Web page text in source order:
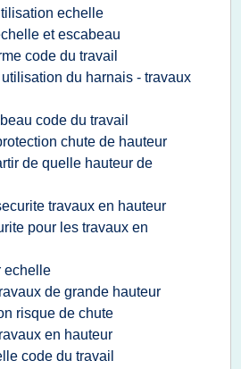
echelle
et escabeau
code du travail
du harnais - travaux
code du travail
chute de hauteur
de quelle hauteur de
travaux en hauteur
pour les travaux en
echelle
de grande hauteur
risque de chute
en hauteur
code du travail